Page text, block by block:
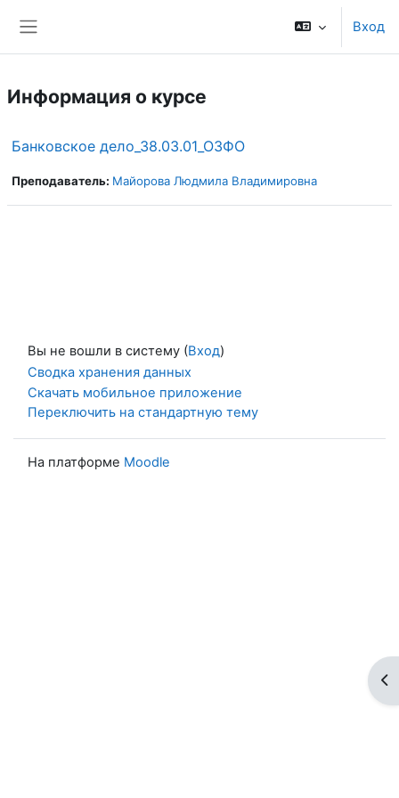
Вход
Информация о курсе
Банковское дело_38.03.01_ОЗФО
Преподаватель: Майорова Людмила Владимировна
Вы не вошли в систему (Вход)
Сводка хранения данных
Скачать мобильное приложение
Переключить на стандартную тему
На платформе Moodle